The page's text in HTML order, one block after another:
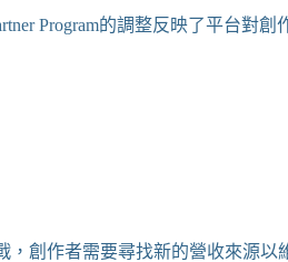
Program的調整反映了平台對創
創作者需要尋找新的營收來源以